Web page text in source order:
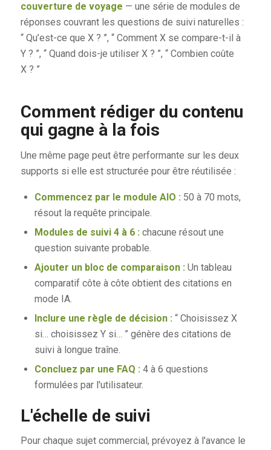
couverture de voyage — une série de modules de
réponses couvrant les questions de suivi naturelles :
“ Qu’est-ce que X ? ”, “ Comment X se compare-t-il à
Y ? ”, “ Quand dois-je utiliser X ? ”, “ Combien coûte
X ? ”
Comment rédiger du contenu
qui gagne à la fois
Une même page peut être performante sur les deux
supports si elle est structurée pour être réutilisée :
Commencez par le module AIO : 50 à 70 mots,
résout la requête principale.
Modules de suivi 4 à 6 : chacune résout une
question suivante probable.
Ajouter un bloc de comparaison : Un tableau
comparatif côte à côte obtient des citations en
mode IA.
Inclure une règle de décision : “ Choisissez X
si… choisissez Y si… ” génère des citations de
suivi à longue traîne.
Concluez par une FAQ : 4 à 6 questions
formulées par l'utilisateur.
L'échelle de suivi
Pour chaque sujet commercial, prévoyez à l'avance le